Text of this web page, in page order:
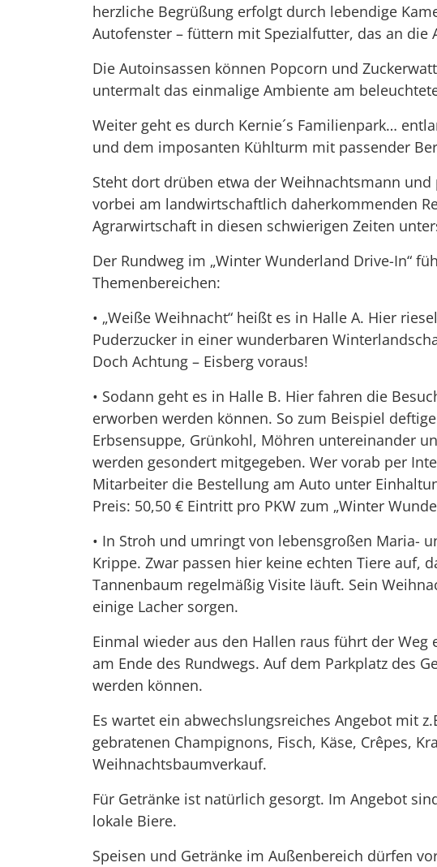
herzliche Begrüßung erfolgt durch lebendige
Autofenster – füttern mit Spezialfutter, das an
Die Autoinsassen können Popcorn und
untermalt das einmalige Ambiente am
Weiter geht es durch Kernie´s Familienpark…
und dem imposanten Kühlturm mit passender
Steht dort drüben etwa der Weihnachtsmann
vorbei am landwirtschaftlich daherkommenden
Agrarwirtschaft in diesen schwierigen Zeiten
Der Rundweg im „Winter Wunderland Drive-In“
Themenbereichen:
• „Weiße Weihnacht“ heißt es in Halle A. Hier
Puderzucker in einer wunderbaren
Doch Achtung – Eisberg voraus!
• Sodann geht es in Halle B. Hier fahren die
erworben werden können. So zum Beispiel deftige
Erbsensuppe, Grünkohl, Möhren untereinander
werden gesondert mitgegeben. Wer vorab per
Mitarbeiter die Bestellung am Auto unter
Preis: 50,50 € Eintritt pro PKW zum „Winter
• In Stroh und umringt von lebensgroßen Maria-
Krippe. Zwar passen hier keine echten Tiere auf,
Tannenbaum regelmäßig Visite läuft. Sein
einige Lacher sorgen.
Einmal wieder aus den Hallen raus führt der
am Ende des Rundwegs. Auf dem Parkplatz des
werden können.
Es wartet ein abwechslungsreiches Angebot mit
gebratenen Champignons, Fisch, Käse, Crêpes,
Weihnachtsbaumverkauf.
Für Getränke ist natürlich gesorgt. Im Angebot
lokale Biere.
Speisen und Getränke im Außenbereich dürfen